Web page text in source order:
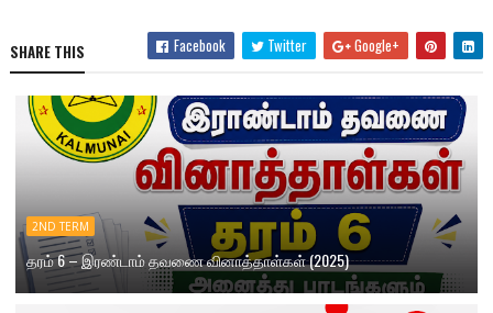
SHARE THIS Facebook Twitter Google+
2ND TERM
தரம் 6 – இரண்டாம் தவணை வினாத்தாள்கள் (2025)